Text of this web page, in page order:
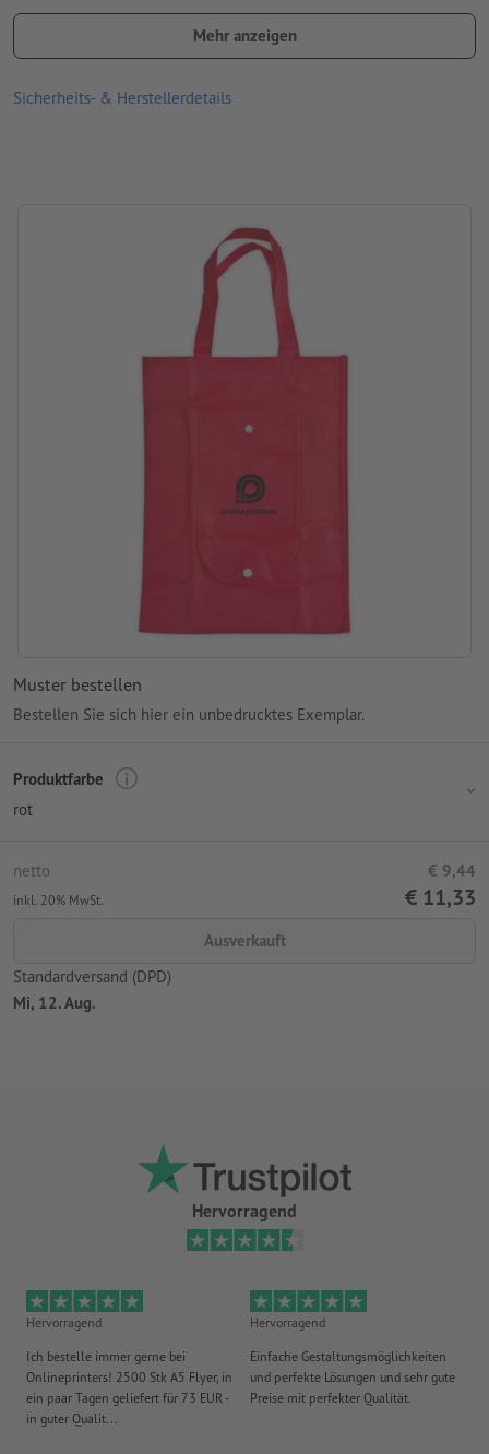
Bildschirm aufgrund der Lichtverhältnisse oder der
Monitoreinstellung von den tatsächlichen Produktfarben
Druckstand: auf der Tasche
Mehr anzeigen
Sicherheits- & Herstellerdetails
Muster bestellen
Bestellen Sie sich hier ein unbedrucktes Exemplar.
Produktfarbe
rot
netto € 9,44
inkl. 20% MwSt. € 11,33
Ausverkauft
Standardversand (DPD)
Mi, 12. Aug.
Hervorragend
Hervorragend
Ich bestelle immer gerne bei
Onlineprinters! 2500 Stk A5 Flyer, in
ein paar Tagen geliefert für 73 EUR -
in guter Qualit...
Hervorragend
Einfache Gestaltungsmöglichkeiten
und perfekte Lösungen und sehr gute
Preise mit perfekter Qualität.